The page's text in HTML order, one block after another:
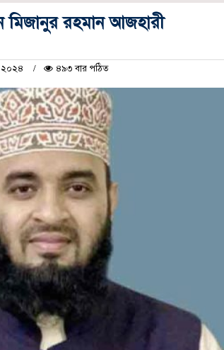
মিজানুর রহমান আজহারী
২০২৪ ৪৯৩ বার পঠিত